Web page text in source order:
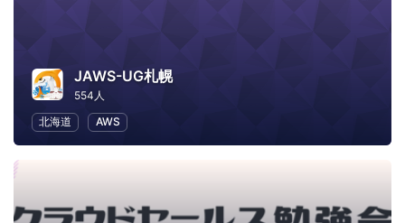
JAWS-UG札幌
554人
北海道
AWS